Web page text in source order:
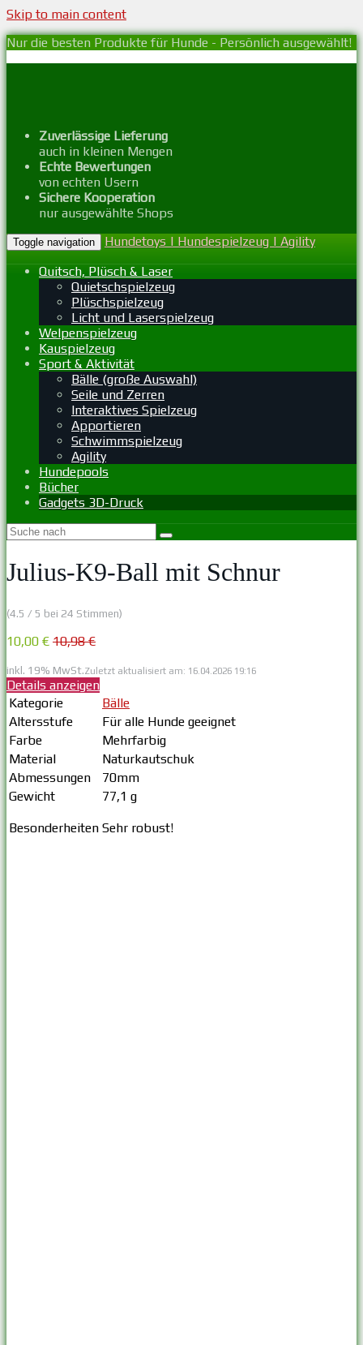
Skip to main content
Nur die besten Produkte für Hunde - Persönlich ausgewählt!
Zuverlässige Lieferung
auch in kleinen Mengen
Echte Bewertungen
von echten Usern
Sichere Kooperation
nur ausgewählte Shops
Toggle navigation
Hundetoys | Hundespielzeug | Agility
Quitsch, Plüsch & Laser
Quietschspielzeug
Plüschspielzeug
Licht und Laserspielzeug
Welpenspielzeug
Kauspielzeug
Sport & Aktivität
Bälle (große Auswahl)
Seile und Zerren
Interaktives Spielzeug
Apportieren
Schwimmspielzeug
Agility
Hundepools
Bücher
Gadgets 3D-Druck
Julius-K9-Ball mit Schnur
(4.5 / 5 bei 24 Stimmen)
10,00 € 10,98 €
inkl. 19% MwSt.Zuletzt aktualisiert am: 16.04.2026 19:16
Details anzeigen
Kategorie
Bälle
Altersstufe
Für alle Hunde geeignet
Farbe
Mehrfarbig
Material
Naturkautschuk
Abmessungen
70mm
Gewicht
77,1 g
Besonderheiten Sehr robust!